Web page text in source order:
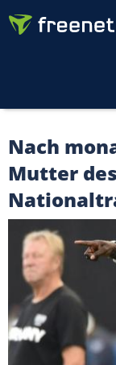
Nach
Mutter